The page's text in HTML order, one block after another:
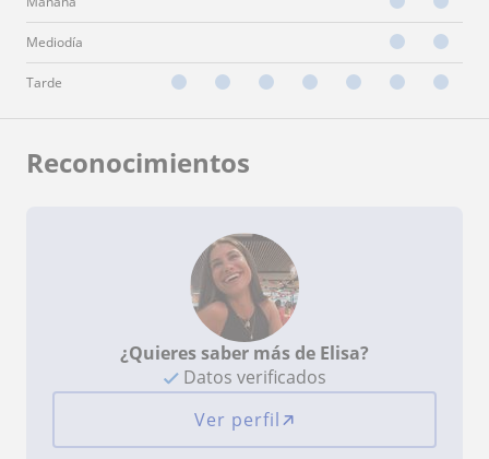
Mediodía
Tarde
Reconocimientos
¿Quieres saber más de Elisa?
Datos verificados
Ver perfil